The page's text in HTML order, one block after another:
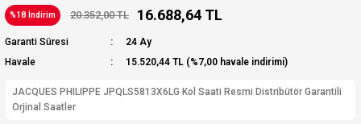
%18 İndirim 20.352,00 TL 16.688,64 TL
Garanti Süresi
24 Ay
Havale
15.520,44 TL (%7,00 havale indirimi)
JACQUES PHILIPPE JPQLS5813X6LG Kol Saati Resmi Distribütör Garantili
Orjinal Saatler